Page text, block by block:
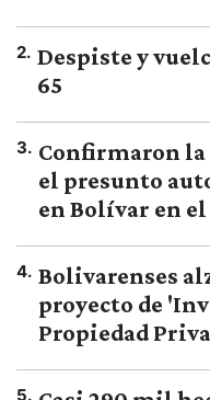
2. Despiste y
65
3. Confirmaron
el presunto
en Bolívar en el
4. Bolivarenses
proyecto de
Propiedad
5.